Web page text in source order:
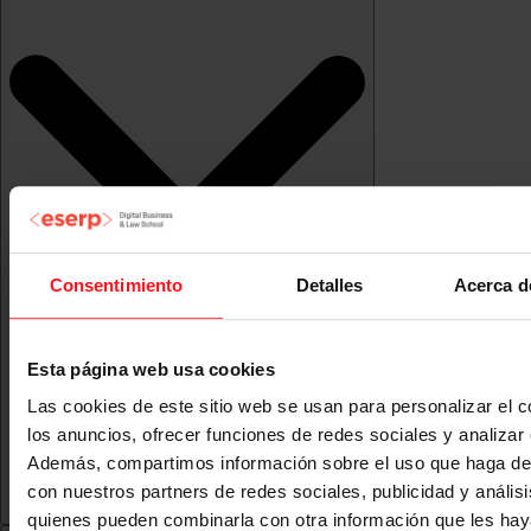
Consentimiento Detalles Acerca
Esta página web usa cookies
Las cookies de este sitio web se usan para personalizar el
los anuncios, ofrecer funciones de redes sociales y analizar
Además, compartimos información sobre el uso que haga
con nuestros partners de redes sociales, publicidad y
quienes pueden combinarla con otra información que les